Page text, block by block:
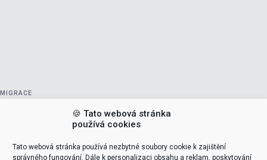
🍪 Tato webová stránka
používá cookies
Tato webová stránka používá nezbytné soubory cookie k zajištění
správného fungování. Dále k personalizaci obsahu a reklam, poskytování
MIGRACE
Jak
profesionálové
přinášejí